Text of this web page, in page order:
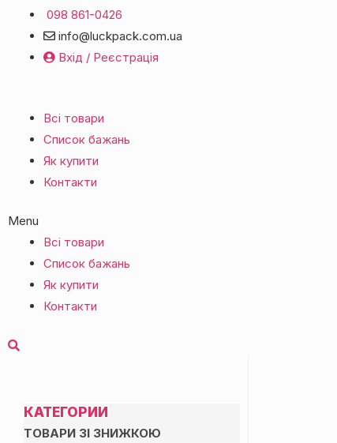
098 861-0426
info@luckpack.com.ua
Вхід / Реєстрація
Всі товари
Список бажань
Як купити
Контакти
Menu
Всі товари
Список бажань
Як купити
Контакти
КАТЕГОРИИ
ТОВАРИ ЗІ ЗНИЖКОЮ